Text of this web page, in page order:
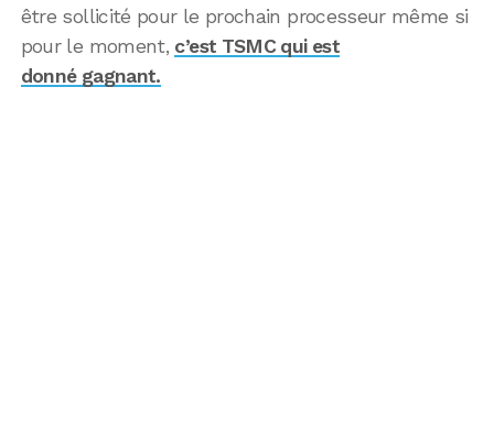
être sollicité pour le prochain processeur même si
pour le moment, c’est TSMC qui est
donné gagnant.